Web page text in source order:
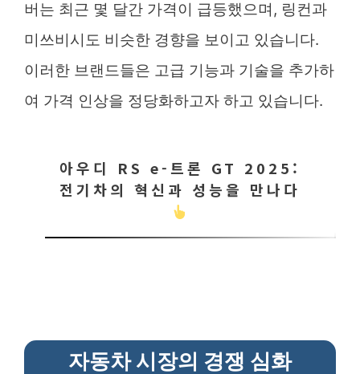
버는 최근 몇 달간 가격이 급등했으며, 링컨과
미쓰비시도 비슷한 경향을 보이고 있습니다.
이러한 브랜드들은 고급 기능과 기술을 추가하
여 가격 인상을 정당화하고자 하고 있습니다.
아우디 RS e-트론 GT 2025:
전기차의 혁신과 성능을 만나다
자동차 시장의 경쟁 심화